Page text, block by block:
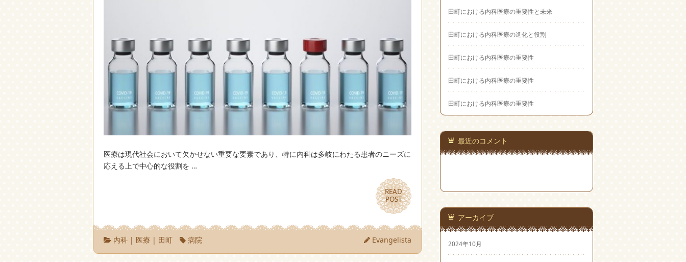
医療は現代社会において欠かせない重要な要素であり、特に内科は多岐にわたる患者のニーズに
応える上で中心的な役割を …
READ
POST
READ
POST
内科 | 医療 | 田町 病院 Evangelista
田町における内科医療の重要性と未来
田町における内科医療の進化と役割
田町における内科医療の重要性
田町における内科医療の重要性
田町における内科医療の重要性
最近のコメント
アーカイブ
2024年10月